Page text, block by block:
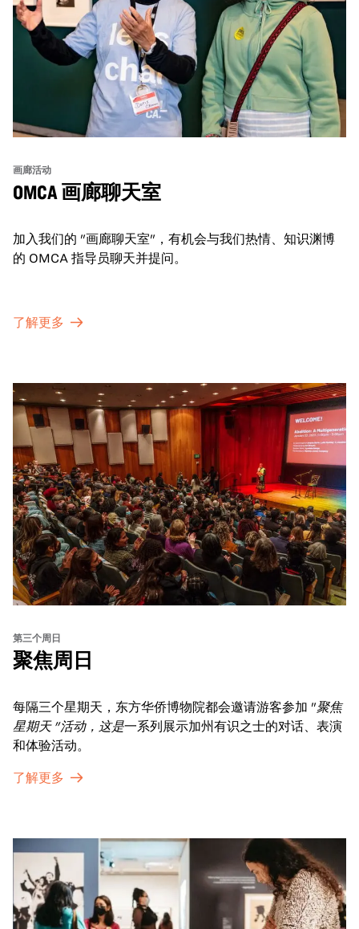
画廊活动
OMCA 画廊聊天室
加入我们的 "画廊聊天室"，有机会与我们热情、知识渊博
的 OMCA 指导员聊天并提问。
了解更多
第三个周日
聚焦周日
每隔三个星期天，东方华侨博物院都会邀请游客参加 "聚焦
星期天 "活动，这是一系列展示加州有识之士的对话、表演
和体验活动。
了解更多